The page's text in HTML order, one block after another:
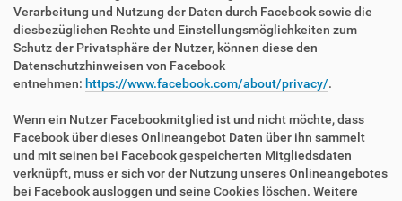
Verarbeitung und Nutzung der Daten durch Facebook sowie die
diesbezüglichen Rechte und Einstellungsmöglichkeiten zum
Schutz der Privatsphäre der Nutzer, können diese den
Datenschutzhinweisen von Facebook
entnehmen: https://www.facebook.com/about/privacy/.
Wenn ein Nutzer Facebookmitglied ist und nicht möchte, dass
Facebook über dieses Onlineangebot Daten über ihn sammelt
und mit seinen bei Facebook gespeicherten Mitgliedsdaten
verknüpft, muss er sich vor der Nutzung unseres Onlineangebotes
bei Facebook ausloggen und seine Cookies löschen. Weitere